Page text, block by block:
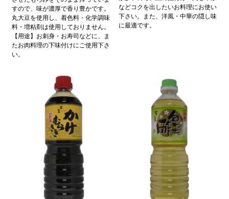
すので、味が濃厚で香り豊かです。
丸大豆を使用し、着色料・化学調味
料・増粘剤は使用しておりません。
【用途】お刺身・お寿司などに、ま
たお肉料理の下味付けにご使用下さ
い。
などコクを出したいお料理にお使い
下さい。また、洋風・中華の隠し味
に最適です。